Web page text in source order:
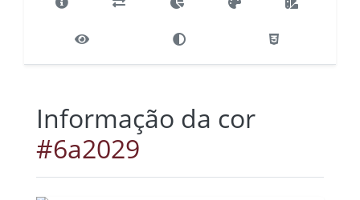
Informação da cor
#6a2029